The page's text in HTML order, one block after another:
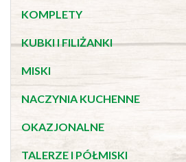
KOMPLETY
KUBKI I FILIŻANKI
MISKI
NACZYNIA KUCHENNE
OKAZJONALNE
TALERZE I PÓŁMISKI